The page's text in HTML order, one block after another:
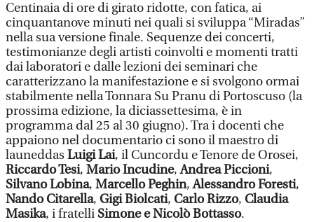
Centinaia di ore di girato ridotte, con fatica, ai
cinquantanove minuti nei quali si sviluppa “Miradas”
nella sua versione finale. Sequenze dei concerti,
testimonianze degli artisti coinvolti e momenti tratti
dai laboratori e dalle lezioni dei seminari che
caratterizzano la manifestazione e si svolgono ormai
stabilmente nella Tonnara Su Pranu di Portoscuso (la
prossima edizione, la diciassettesima, è in
programma dal 25 al 30 giugno). Tra i docenti che
appaiono nel documentario ci sono il maestro di
launeddasLuigi Lai, il Cuncordu e Tenore de Orosei,
Riccardo Tesi, Mario Incudine,Andrea Piccioni,
Silvano Lobina, Marcello Peghin,Alessandro Foresti,
Nando Citarella, Gigi Biolcati, Carlo Rizzo, Claudia
Masika, i fratelli Simone e Nicolò Bottasso.